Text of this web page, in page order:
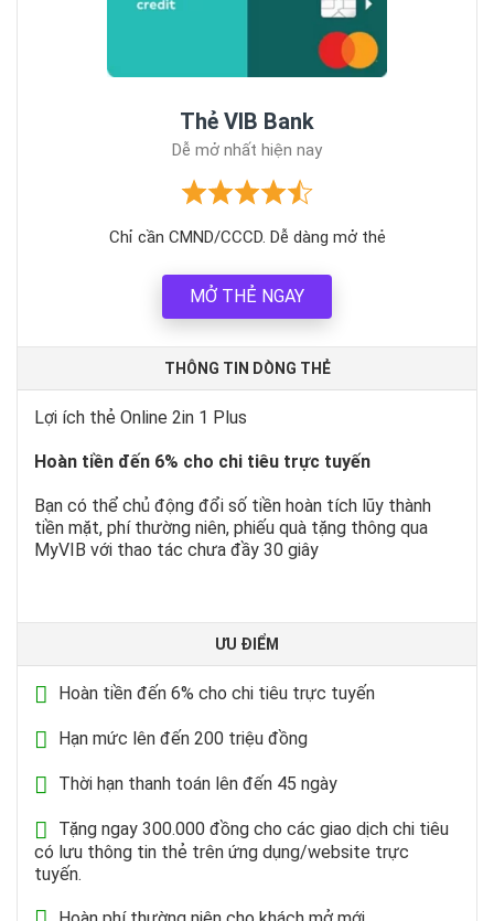
Thẻ VIB Bank
Dễ mở nhất hiện nay
Chỉ cần CMND/CCCD. Dễ dàng mở thẻ
MỞ THẺ NGAY
THÔNG TIN DÒNG THẺ
Lợi ích thẻ Online 2in 1 Plus
Hoàn tiền đến 6% cho chi tiêu trực tuyến
Bạn có thể chủ động đổi số tiền hoàn tích lũy thành
tiền mặt, phí thường niên, phiếu quà tặng thông qua
MyVIB với thao tác chưa đầy 30 giây
ƯU ĐIỂM
Hoàn tiền đến 6% cho chi tiêu trực tuyến
Hạn mức lên đến 200 triệu đồng
Thời hạn thanh toán lên đến 45 ngày
Tặng ngay 300.000 đồng cho các giao dịch chi tiêu
có lưu thông tin thẻ trên ứng dụng/website trực
tuyến.